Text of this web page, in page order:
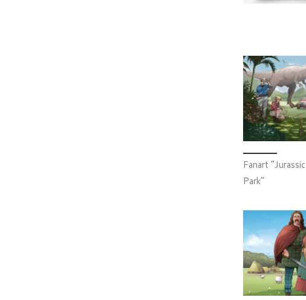
Fanart “Jurassic
Park”